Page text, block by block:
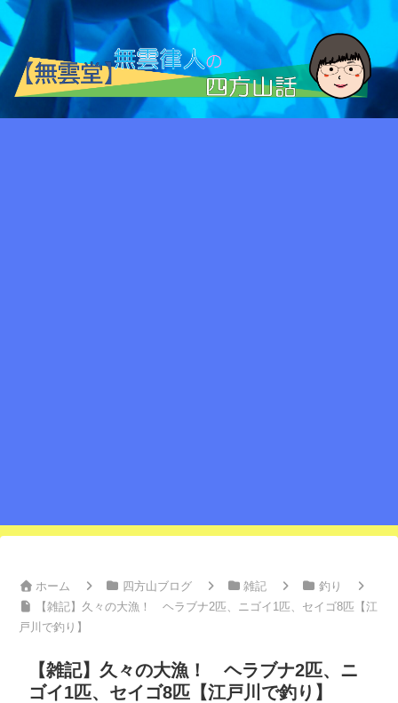
ホーム 四方山ブログ 雑記
釣り
【雑記】久々の大漁！ ヘラブナ2匹、ニゴイ1匹、セイゴ8匹【江
戸川で釣り】
【雑記】久々の大漁！ ヘラブナ2匹、ニ
ゴイ1匹、セイゴ8匹【江戸川で釣り】